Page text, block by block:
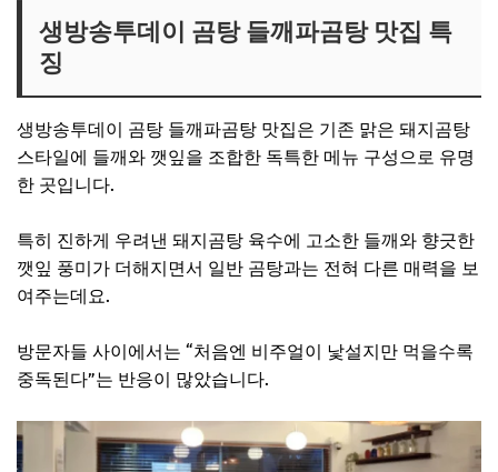
생방송투데이 곰탕 들깨파곰탕 맛집 특
징
생방송투데이 곰탕 들깨파곰탕 맛집은 기존 맑은 돼지곰탕
스타일에 들깨와 깻잎을 조합한 독특한 메뉴 구성으로 유명
한 곳입니다.
특히 진하게 우려낸 돼지곰탕 육수에 고소한 들깨와 향긋한
깻잎 풍미가 더해지면서 일반 곰탕과는 전혀 다른 매력을 보
여주는데요.
방문자들 사이에서는 “처음엔 비주얼이 낯설지만 먹을수록
중독된다”는 반응이 많았습니다.